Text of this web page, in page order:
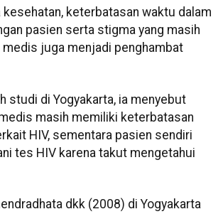
kesehatan, keterbatasan waktu dalam
pasien serta stigma yang masih
medis juga menjadi penghambat
studi di Yogyakarta, ia menyebut
masih memiliki keterbatasan
HIV, sementara pasien sendiri
tes HIV karena takut mengetahui
dkk (2008) di Yogyakarta